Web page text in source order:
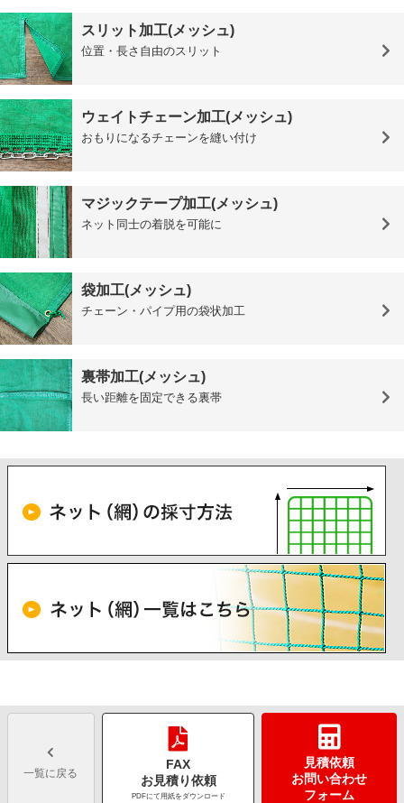
スリット加工(メッシュ)
位置・長さ自由のスリット
ウェイトチェーン加工(メッシュ)
おもりになるチェーンを縫い付け
マジックテープ加工(メッシュ)
ネット同士の着脱を可能に
袋加工(メッシュ)
チェーン・パイプ用の袋状加工
裏帯加工(メッシュ)
長い距離を固定できる裏帯
一覧に戻る
FAX
お見積り依頼
PDFにて用紙をダウンロード
見積依頼
お問い合わせ
フォーム